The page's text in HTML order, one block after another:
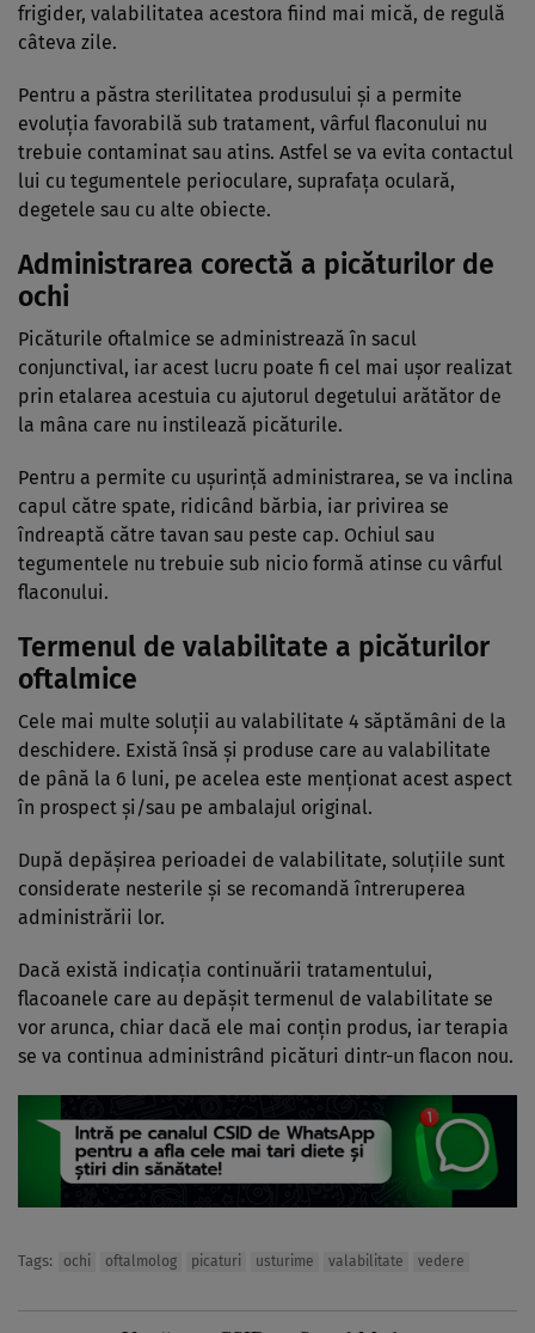
frigider, valabilitatea acestora fiind mai mică, de regulă
câteva zile.
Pentru a păstra sterilitatea produsului şi a permite
evoluţia favorabilă sub tratament, vârful flaconului nu
trebuie contaminat sau atins. Astfel se va evita contactul
lui cu tegumentele perioculare, suprafaţa oculară,
degetele sau cu alte obiecte.
Administrarea corectă a picăturilor de
ochi
Picăturile oftalmice se administrează în sacul
conjunctival, iar acest lucru poate fi cel mai uşor realizat
prin etalarea acestuia cu ajutorul degetului arătător de
la mâna care nu instilează picăturile.
Pentru a permite cu uşurinţă administrarea, se va inclina
capul către spate, ridicând bărbia, iar privirea se
îndreaptă către tavan sau peste cap. Ochiul sau
tegumentele nu trebuie sub nicio formă atinse cu vârful
flaconului.
Termenul de valabilitate a picăturilor
oftalmice
Cele mai multe soluţii au valabilitate 4 săptămâni de la
deschidere. Există însă şi produse care au valabilitate
de până la 6 luni, pe acelea este menţionat acest aspect
în prospect şi/sau pe ambalajul original.
După depăşirea perioadei de valabilitate, soluţiile sunt
considerate nesterile şi se recomandă întreruperea
administrării lor.
Dacă există indicaţia continuării tratamentului,
flacoanele care au depăşit termenul de valabilitate se
vor arunca, chiar dacă ele mai conţin produs, iar terapia
se va continua administrând picături dintr-un flacon nou.
Tags: ochi oftalmolog picaturi usturime valabilitate vedere